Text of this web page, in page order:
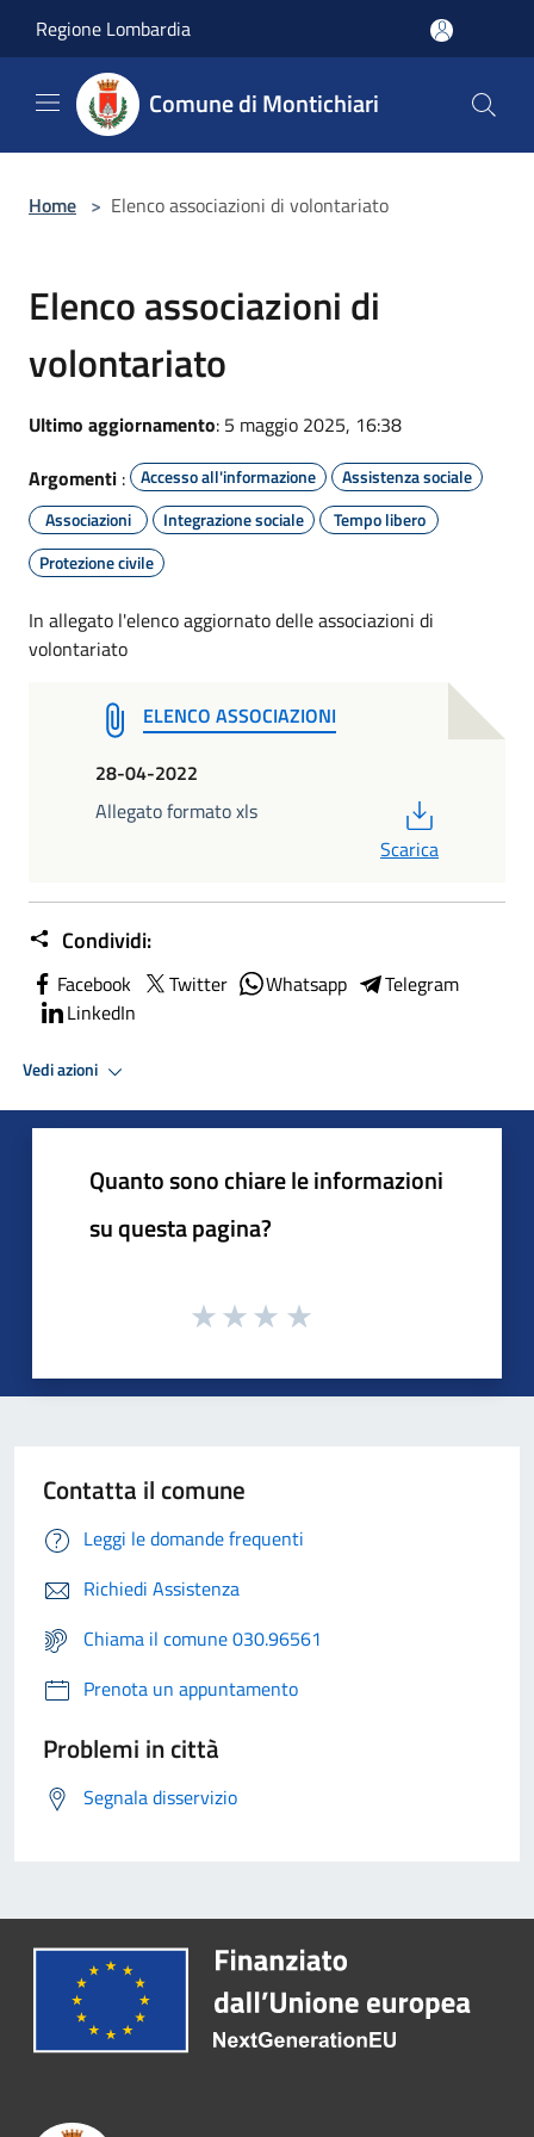
Regione Lombardia
Comune di Montichiari
Home > Elenco associazioni di volontariato
Elenco associazioni di
volontariato
Ultimo aggiornamento: 5 maggio 2025, 16:38
Argomenti : Accesso all'informazione
Assistenza sociale
Associazioni
Integrazione sociale
Tempo libero
Protezione civile
In allegato l'elenco aggiornato delle associazioni di
volontariato
ELENCO ASSOCIAZIONI
28-04-2022
Allegato formato xls
Scarica
Condividi:
Facebook Twitter Whatsapp
Telegram
LinkedIn
Vedi azioni
Quanto sono chiare le informazioni
su questa pagina?
Contatta il comune
Leggi le domande frequenti
Richiedi Assistenza
Chiama il comune 030.96561
Prenota un appuntamento
Problemi in città
Segnala disservizio